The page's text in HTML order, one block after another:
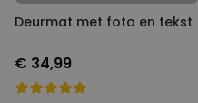
Deurmat met foto en tekst
€ 34,99